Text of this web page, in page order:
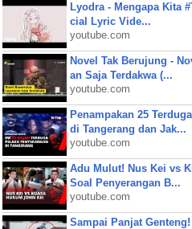
Lyodra - Mengapa Kita
cial Lyric Vide...
youtube.com
Novel Tak Berujung -
an Saja Terdakwa (...
youtube.com
Penampakan 25
di Tangerang dan Jak...
youtube.com
Adu Mulut! Nus Kei vs
Soal Penyerangan B...
youtube.com
Sampai Panjat